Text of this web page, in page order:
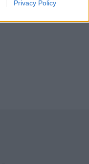
Privacy Policy